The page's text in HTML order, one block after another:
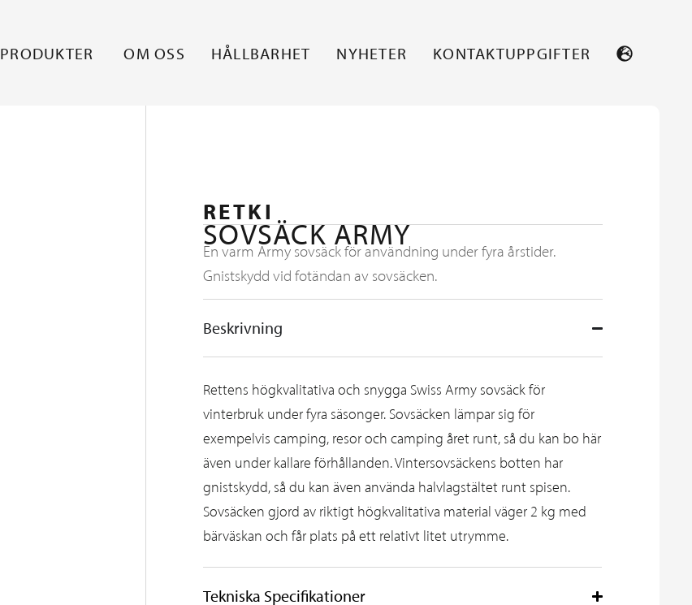
PRODUKTER OM OSS HÅLLBARHET NYHETER KONTAKTUPPGIFTER
RETKI
SOVSÄCK ARMY
En varm Army sovsäck för användning under fyra årstider.
Gnistskydd vid fotändan av sovsäcken.
Beskrivning
Rettens högkvalitativa och snygga Swiss Army sovsäck för
vinterbruk under fyra säsonger. Sovsäcken lämpar sig för
exempelvis camping, resor och camping året runt, så du kan bo här
även under kallare förhållanden. Vintersovsäckens botten har
gnistskydd, så du kan även använda halvlagstältet runt spisen.
Sovsäcken gjord av riktigt högkvalitativa material väger 2 kg med
bärväskan och får plats på ett relativt litet utrymme.
Tekniska Specifikationer